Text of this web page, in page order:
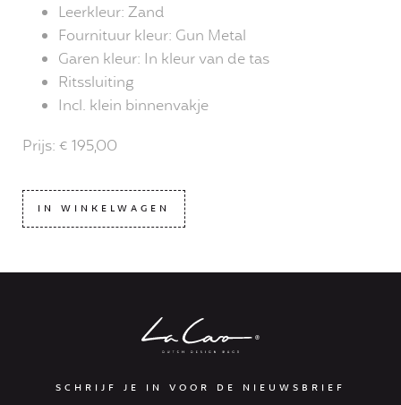
Leerkleur: Zand
Fournituur kleur: Gun Metal
Garen kleur: In kleur van de tas
Ritssluiting
Incl. klein binnenvakje
Prijs: € 195,00
IN WINKELWAGEN
SCHRIJF JE IN VOOR DE NIEUWSBRIEF